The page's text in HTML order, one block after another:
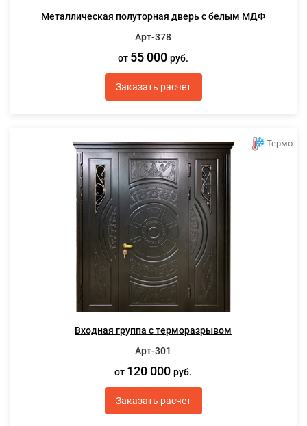
Металлическая полуторная дверь с белым МДФ
Арт-378
от 55 000руб.
Заказать расчет
Термо
Входная группа с терморазрывом
Арт-301
от 120 000руб.
Заказать расчет